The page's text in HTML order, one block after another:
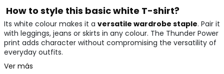
How to style this basic white T-shirt?
Its white colour makes it a versatile wardrobe staple. Pair it
with leggings, jeans or skirts in any colour. The Thunder Power
print adds character without compromising the versatility of
everyday outfits.
Ver más